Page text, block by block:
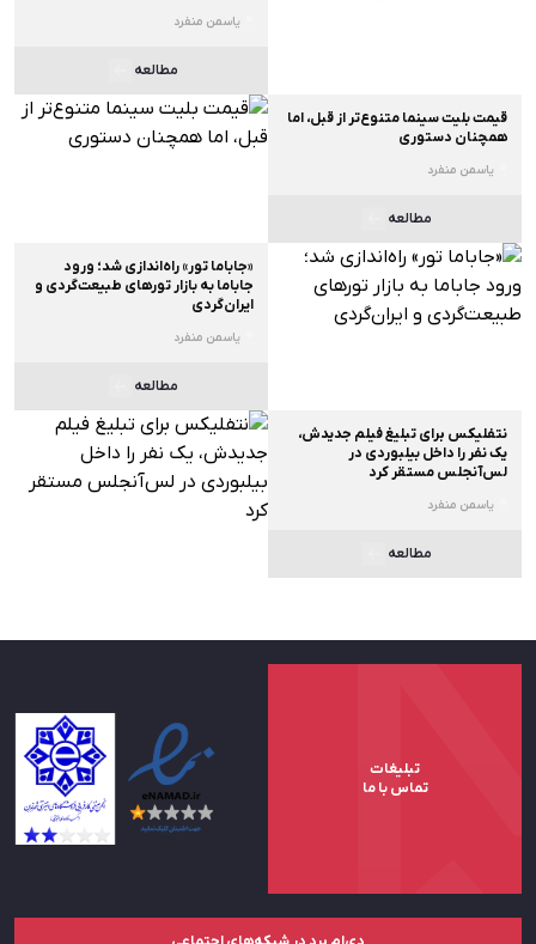
یاسمن منفرد
مطالعه
قیمت بلیت سینما متنوع‌تر از قبل، اما
همچنان دستوری
یاسمن منفرد
مطالعه
«جاباما تور» راه‌اندازی شد؛ ورود
جاباما به بازار تورهای طبیعت‌گردی و
ایران‌گردی
یاسمن منفرد
مطالعه
نتفلیکس برای تبلیغ فیلم جدیدش،
یک نفر را داخل بیلبوردی در
لس‌آنجلس مستقر کرد
یاسمن منفرد
مطالعه
تبلیغات
تماس با ما